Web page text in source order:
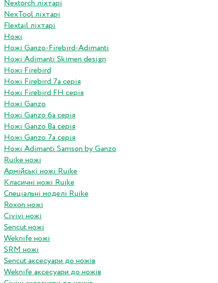
Nextorch ліхтарі
NexTool ліхтарі
Flextail ліхтарі
Ножі
Ножі Ganzo-Firebird-Adimanti
Ножі Adimanti Skimen design
Ножі Firebird
Ножі Firebird 7а серія
Ножі Firebird FH серія
Ножі Ganzo
Ножі Ganzo 6а серія
Ножі Ganzo 8а серія
Ножі Ganzo 7а серія
Ножі Adimanti Samson by Ganzo
Ruike ножі
Армійські ножі Ruike
Класичні ножі Ruike
Спеціальні моделі Ruike
Roxon ножi
Civivi ножі
Sencut ножі
Weknife ножі
SRM ножі
Sencut аксесуари до ножів
Weknife аксесуари до ножів